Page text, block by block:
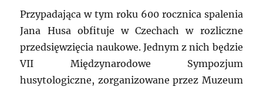
Przypadająca w tym roku 600 rocznica spalenia
Jana Husa obfituje w Czechach w rozliczne
przedsięwzięcia naukowe. Jednym z nich będzie
VII Międzynarodowe Sympozjum
husytologiczne, zorganizowane przez Muzeum